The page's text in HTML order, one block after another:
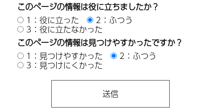
このページの情報は役に立ちましたか？
1：役に立った
2：ふつう
3：役に立たなかった
このページの情報は見つけやすかったですか？
1：見つけやすかった
2：ふつう
3：見つけにくかった